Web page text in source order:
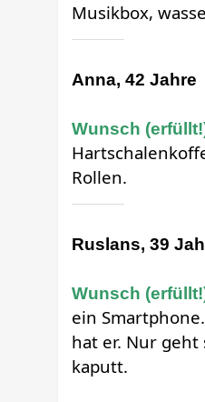
Musikbox,
Anna, 42 Jahre
Wunsch
Rollen.
Ruslans, 39
Wunsch
ein
hat er. Nur geht
kaputt.